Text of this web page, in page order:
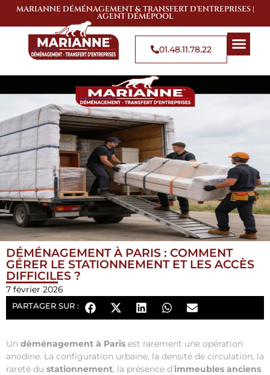
MARIANNE DÉMÉNAGEMENT & TRANSFERT D'ENTREPRISES |
AGENT DÉMÉPOOL
01.48.11.78.22
DÉMÉNAGEMENT À PARIS : COMMENT
GÉRER LE STATIONNEMENT ET LES ACCÈS
DIFFICILES ?
7 février 2026
PARTAGER SUR :
Un déménagement à Paris est rarement une opération
anodine. La configuration urbaine, la densité de circulation, la
rareté du stationnement, la présence d’immeubles anciens